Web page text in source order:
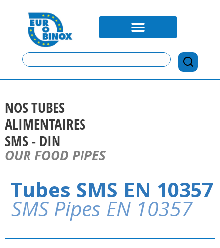
NOS TUBES
ALIMENTAIRES
SMS - DIN
OUR FOOD PIPES
Tubes SMS EN 10357
SMS Pipes EN 10357